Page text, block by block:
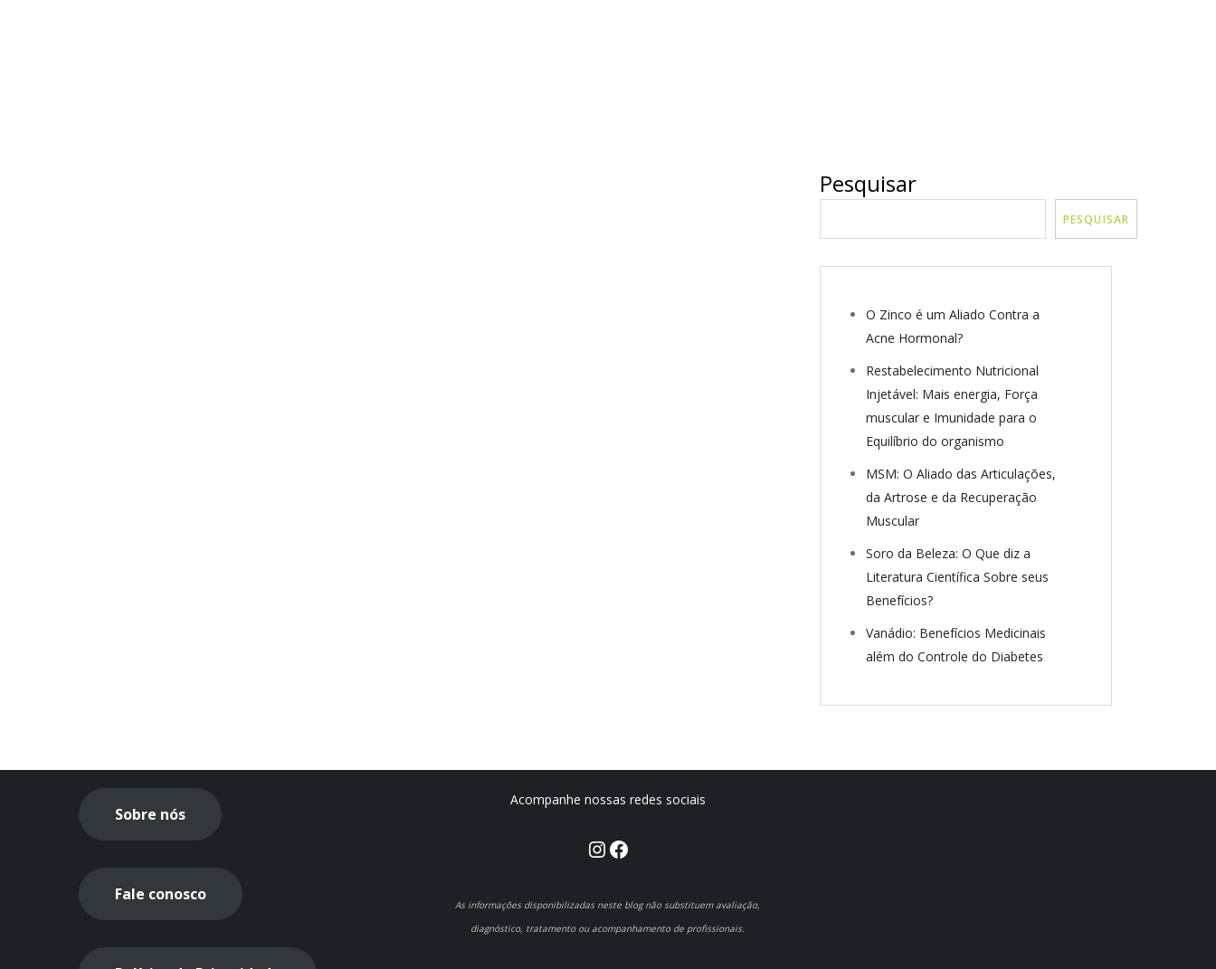
Pesquisar
PESQUISAR
O Zinco é um Aliado Contra a
Acne Hormonal?
Restabelecimento Nutricional
Injetável: Mais energia, Força
muscular e Imunidade para o
Equilíbrio do organismo
MSM: O Aliado das Articulações,
da Artrose e da Recuperação
Muscular
Soro da Beleza: O Que diz a
Literatura Científica Sobre seus
Benefícios?
Vanádio: Benefícios Medicinais
além do Controle do Diabetes
Sobre nós
Fale conosco
Acompanhe nossas redes sociais
Instagram
Facebook
As informações disponibilizadas neste blog não substituem avaliação,
diagnóstico, tratamento ou acompanhamento de profissionais.